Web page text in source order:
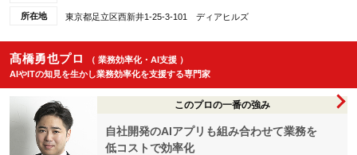
所在地 東京都足立区西新井1-25-3-101 ディアヒルズ
髙橋勇也プロ
（ 業務効率化・AI支援 ）
AIやITの知見を生かし業務効率化を支援する専門家
このプロの一番の強み
自社開発のAIアプリも組み合わせて業務を
低コストで効率化